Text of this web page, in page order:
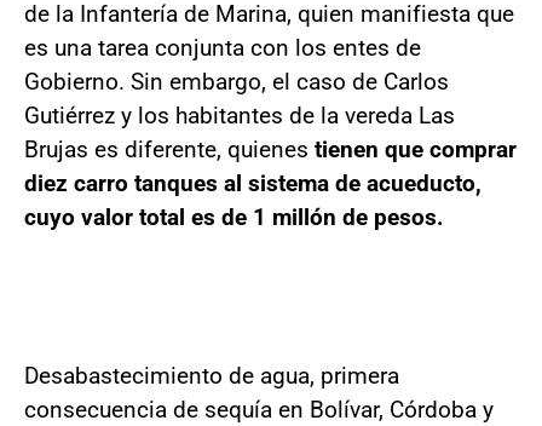
de la Infantería de Marina, quien manifiesta que
es una tarea conjunta con los entes de
Gobierno. Sin embargo, el caso de Carlos
Gutiérrez y los habitantes de la vereda Las
Brujas es diferente, quienes tienen que comprar
diez carro tanques al sistema de acueducto,
cuyo valor total es de 1 millón de pesos.
Desabastecimiento de agua, primera
consecuencia de sequía en Bolívar, Córdoba y